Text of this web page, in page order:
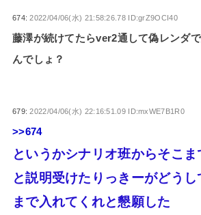
674:2022/04/06(水) 21:58:26.78 ID:grZ9OCI40
藤澤が続けてたらver2通して偽レンダ
んでしょ？
679:2022/04/06(水) 22:16:51.09 ID:mxWE7B1R0
>>674
というかシナリオ班からそこ
と説明受けたりっきーがどう
まで入れてくれと懇願した